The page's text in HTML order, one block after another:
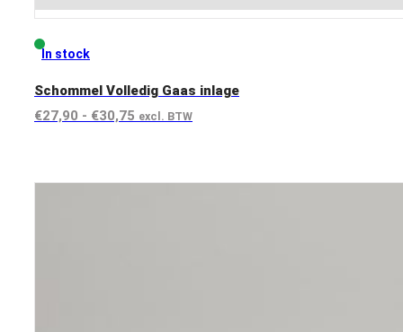
In stock
Schommel Volledig Gaas inlage
€27,90 - €30,75 Prijsklasse:
excl. BTW